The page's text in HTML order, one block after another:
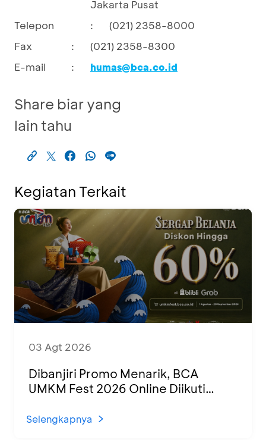
Jakarta Pusat
Telepon
:
(021) 2358-8000
Fax
:
(021) 2358-8300
E-mail
: humas@bca.co.id
Share biar yang
lain tahu
Kegiatan Terkait
03 Agt 2026
Dibanjiri Promo Menarik, BCA
UMKM Fest 2026 Online Diikuti
Selengkapnya